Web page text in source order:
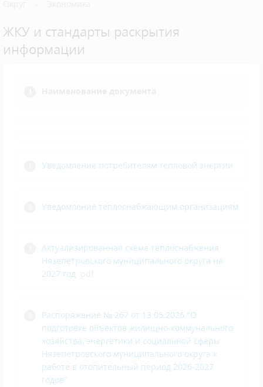
ЖКУ и стандарты раскрытия
информации
Уведомление потребителям тепловой энергии
Уведомление теплоснабжающим организациям
Актуализированная схема теплоснабжения
Нязепетровского муниципального округа на
2027 год
Распоряжение № 267 от 13.05.2026 "О
подготовке объектов жилищно-коммунального
хозяйства, энергетики и социальной сферы
Нязепетровского муниципального округа к
работе в отопительный период 2026-2027
годов"